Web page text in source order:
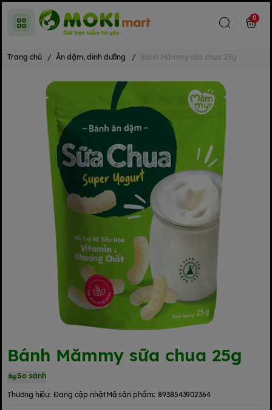
0
Trang chủ / Ăn dặm, dinh dưỡng / Bánh Mămmy sữa chua 25g
Bánh Mămmy sữa chua 25g
So sánh
Thương hiệu: Đang cập nhậtMã sản phẩm: 8938543902364